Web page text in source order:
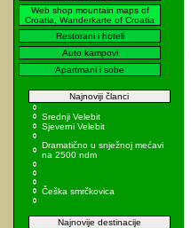
Web shop mountain maps of
Croatia, Wanderkarte of Croatia
Restorani i hoteli
Auto kampovi
Apartmani i sobe
Najnoviji članci
Srednji Velebit
Sjeverni Velebit
Dramatično u snježnoj mećavi
na 2500 ndm
Češka smrčkovica
Najnovije destinacije